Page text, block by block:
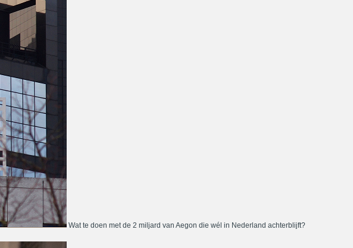
Wat te doen met de 2 miljard van Aegon die wél in Nederland achterblijft?